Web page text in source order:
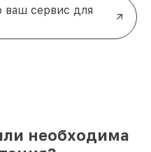
ваш сервис для
необходима